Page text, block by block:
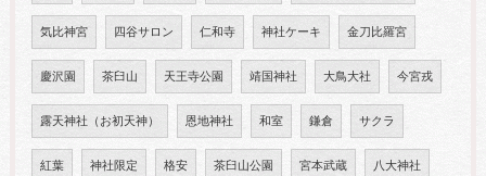
気比神宮 四谷サロン 仁和寺 神社ケーキ 金刀比羅宮
慶沢園 茶臼山 天王寺公園 靖国神社 大鳥大社 今宮戎
露天神社（お初天神） 恩地神社 和室 鎌倉 サクラ
紅葉 神社限定 格安 茶臼山公園 宮本武蔵 八大神社